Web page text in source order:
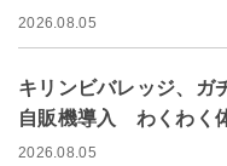
2026.08.05
キリンビバレッジ、ガ
自販機導入 わくわく
2026.08.05